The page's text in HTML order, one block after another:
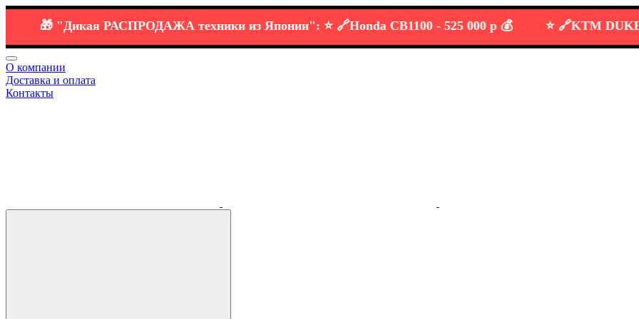
"Дикая РАСПРОДАЖАтехникииз Японии": ⭐️ 🔗Honda CB1100 -525 000 р 💰 KTM DUKE 690
О компании
Доставка и оплата
Контакты